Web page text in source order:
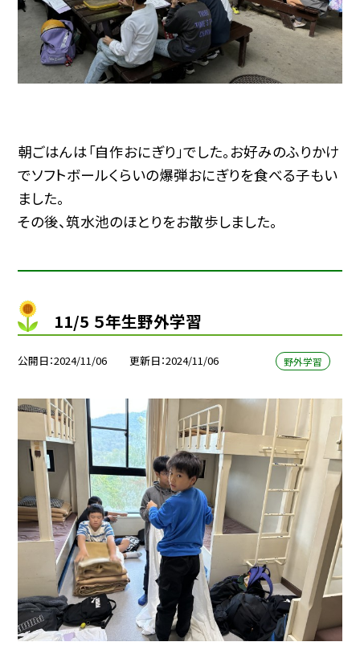
朝ごはんは「自作おにぎり」でした。お好みのふりかけ
でソフトボールくらいの爆弾おにぎりを食べる子もい
ました。
その後、筑水池のほとりをお散歩しました。
11/5 ５年生野外学習
公開日 2024/11/06 更新日 2024/11/06 野外学習